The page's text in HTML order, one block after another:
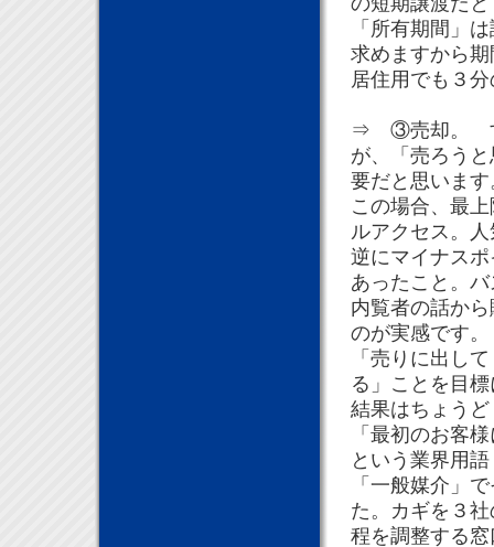
「所有期間」
求めますから
居住用でも３
⇒ ③売却。 す
が、「売ろう
要だと思います
この場合、最
ルアクセス。
逆にマイナス
あったこと。
内覧者の話か
のが実感です
「売りに出し
る」ことを目
結果はちょう
「最初のお客
という業界用
「一般媒介」
た。カギを３
程を調整する